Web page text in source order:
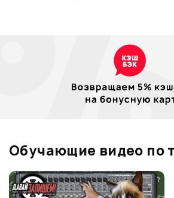
Обучающие видео по